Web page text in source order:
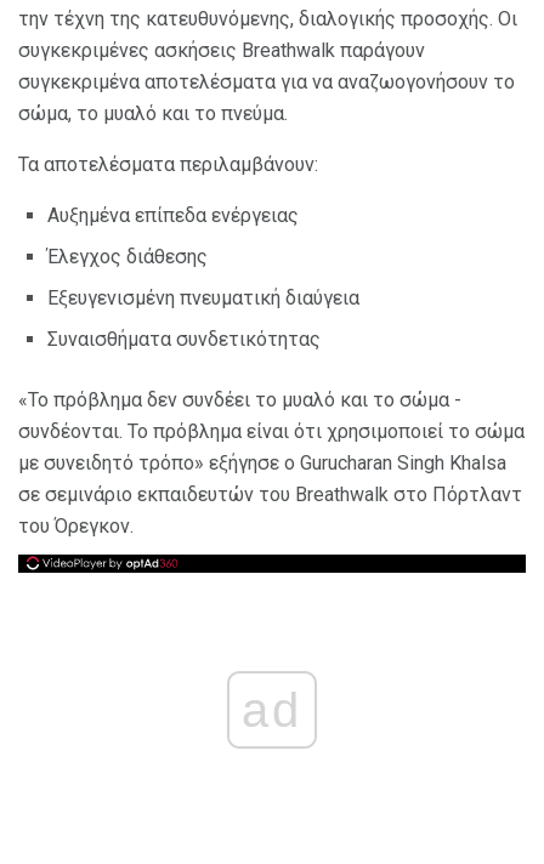
την τέχνη της κατευθυνόμενης, διαλογικής προσοχής. Οι
συγκεκριμένες ασκήσεις Breathwalk παράγουν
συγκεκριμένα αποτελέσματα για να αναζωογονήσουν το
σώμα, το μυαλό και το πνεύμα.
Τα αποτελέσματα περιλαμβάνουν:
Αυξημένα επίπεδα ενέργειας
Έλεγχος διάθεσης
Εξευγενισμένη πνευματική διαύγεια
Συναισθήματα συνδετικότητας
«Το πρόβλημα δεν συνδέει το μυαλό και το σώμα -
συνδέονται. Το πρόβλημα είναι ότι χρησιμοποιεί το σώμα
με συνειδητό τρόπο» εξήγησε ο Gurucharan Singh Khalsa
σε σεμινάριο εκπαιδευτών του Breathwalk στο Πόρτλαντ
του Όρεγκον.
ad